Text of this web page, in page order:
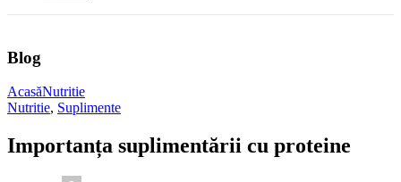
Blog
AcasăNutritie
Nutritie, Suplimente
Importanța suplimentării cu proteine